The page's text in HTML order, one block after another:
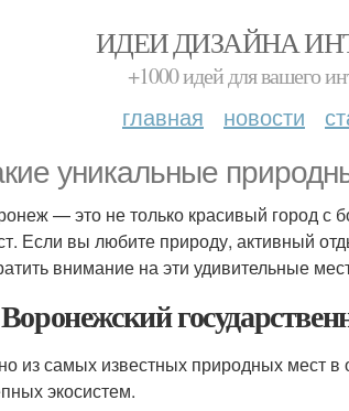
ИДЕИ ДИЗАЙНА
+1000 идей для вашего
главная новости
уникальные
— это не только красивый город с
Если вы любите природу, активный
внимание на эти удивительные
из самых известных природных мест в
экосистем.